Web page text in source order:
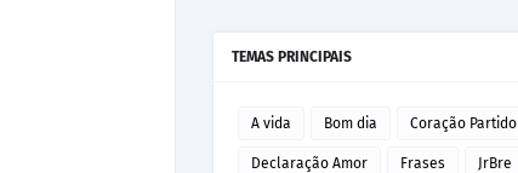
TEMAS PRINCIPAIS
A vida Bom dia Coração Partido
Declaração Amor Frases JrBre